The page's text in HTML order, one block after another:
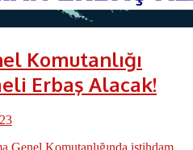
Komutanlığı
Erbaş Alacak!